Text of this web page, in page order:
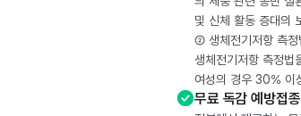
및 신체 활동 증대의
② 생체전기저항 측
생체전기저항 측정법
여성의 경우 30% 이
무료 독감 예방접